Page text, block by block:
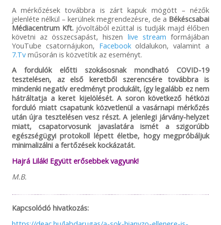
A mérkőzések továbbra is zárt kapuk mögött – nézők
jelenléte nélkül – kerülnek megrendezésre, de a Békéscsabai
Médiacentrum Kft. jóvoltából ezúttal is tudják majd élőben
követni az összecsapást, hiszen live stream formájában
YouTube csatornájukon, Facebookoldalukon, valamint a
7.Tvműsorán is közvetítik az eseményt.
A fordulók előtti szokásosnak mondható COVID-19
tesztelésen, az első keretből szerencsére továbbra is
mindenki negatív eredményt produkált, így legalább ez nem
hátráltatja a keret kijelölését. A soron következő hétközi
forduló miatt csapatunk közvetlenül a vasárnapi mérkőzés
után újra tesztelésen vesz részt. A jelenlegi járvány-helyzet
miatt, csapatorvosunk javaslatára ismét a szigorúbb
egészségügyi protokoll lépett életbe, hogy megpróbáljuk
minimalizálni a fertőzések kockázatát.
Hajrá Lilák! Együtt erősebbek vagyunk!
M.B.
Kapcsolódó hivatkozás: